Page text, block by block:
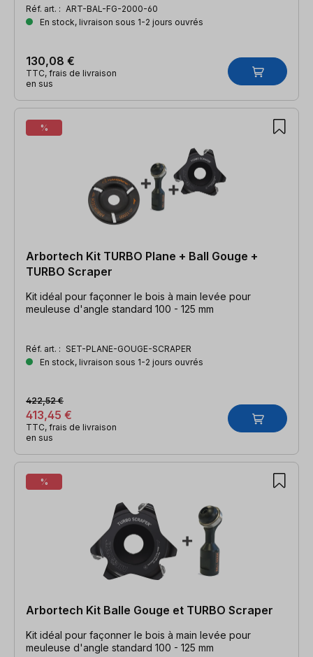
Réf. art. : ART-BAL-FG-2000-60
En stock, livraison sous 1-2 jours ouvrés
130,08 €
TTC, frais de livraison
en sus
%
Arbortech Kit TURBO Plane + Ball Gouge +
TURBO Scraper
Kit idéal pour façonner le bois à main levée pour
meuleuse d'angle standard 100 - 125 mm
Réf. art. : SET-PLANE-GOUGE-SCRAPER
En stock, livraison sous 1-2 jours ouvrés
413,45 €
422,52 €
TTC, frais de livraison
en sus
%
Arbortech Kit Balle Gouge et TURBO Scraper
Kit idéal pour façonner le bois à main levée pour
meuleuse d'angle standard 100 - 125 mm